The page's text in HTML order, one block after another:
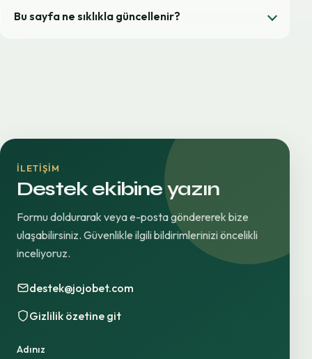
Bu sayfa ne sıklıkla güncellenir?
İLETIŞIM
Destek ekibine yazın
Formu doldurarak veya e-posta göndererek bize
ulaşabilirsiniz. Güvenlikle ilgili bildirimlerinizi öncelikli
inceliyoruz.
destek@jojobet.com
Gizlilik özetine git
Adınız